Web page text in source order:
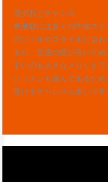
選択肢とチャンス
長尾駅には多くの作曲ス
のレベルやスタイルに合わ
また、交通の便が良いた
すいのも大きなメリット
レッスンも盛んであるた
受けるチャンスも多いです